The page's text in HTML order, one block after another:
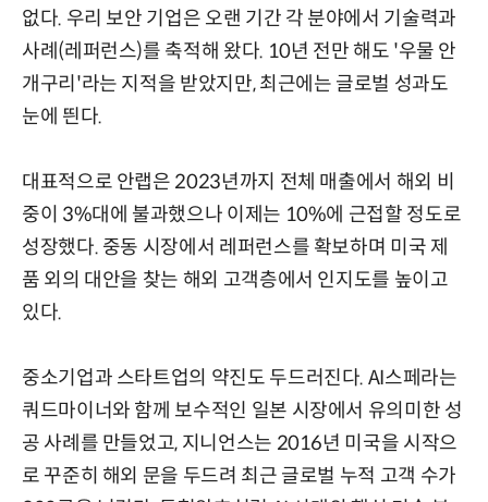
없다. 우리 보안 기업은 오랜 기간 각 분야에서 기술력과
사례(레퍼런스)를 축적해 왔다. 10년 전만 해도 '우물 안
개구리'라는 지적을 받았지만, 최근에는 글로벌 성과도
눈에 띈다.
대표적으로 안랩은 2023년까지 전체 매출에서 해외 비
중이 3%대에 불과했으나 이제는 10%에 근접할 정도로
성장했다. 중동 시장에서 레퍼런스를 확보하며 미국 제
품 외의 대안을 찾는 해외 고객층에서 인지도를 높이고
있다.
중소기업과 스타트업의 약진도 두드러진다. AI스페라는
쿼드마이너와 함께 보수적인 일본 시장에서 유의미한 성
공 사례를 만들었고, 지니언스는 2016년 미국을 시작으
로 꾸준히 해외 문을 두드려 최근 글로벌 누적 고객 수가